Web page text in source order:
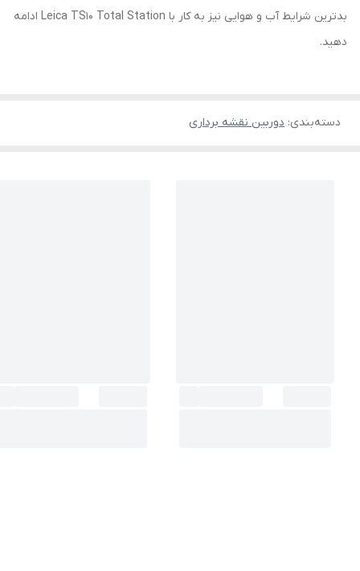
بدترین شرایط آب و هوایی نیز به کار با Leica TS10 Total Station ادامه
دهید.
دسته‌بندی: دوربین نقشه برداری